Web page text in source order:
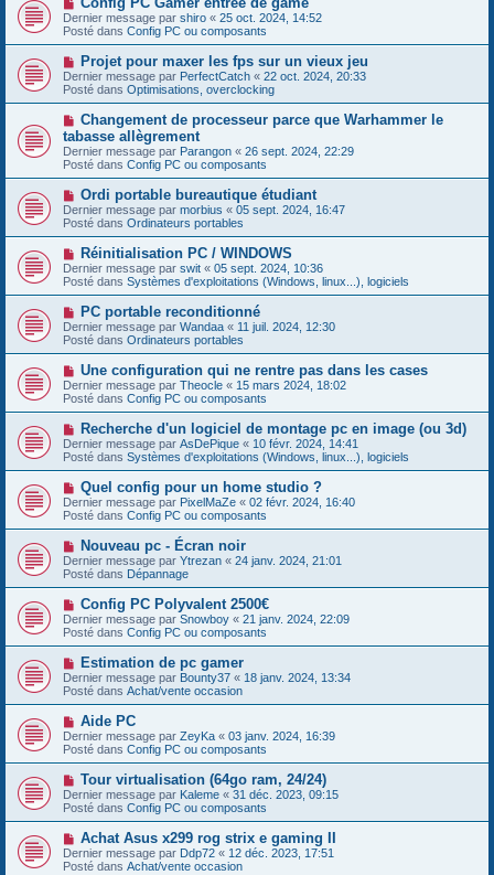
g
e
u
m
e
s
s
a
g
e
o
u
v
e
a
u
m
e
s
s
a
g
e
Dernier message par shiro « 25 oct. 2024, 14:52
Posté dans Config PC ou composants
N
o
u
v
a
u
m
e
s
s
g
e
Projet pour maxer les fps sur un vieux jeu
Dernier message par PerfectCatch « 22 oct. 2024, 20:33
Posté dans Optimisations, overclocking
N
o
u
v
e
a
u
m
e
s
s
a
g
e
Changement de processeur parce que Warhammer le
tabasse allègrement
Dernier message par Parangon « 26 sept. 2024, 22:29
Posté dans Config PC ou composants
N
o
u
v
e
a
u
m
e
s
a
g
e
Ordi portable bureautique étudiant
Dernier message par morbius « 05 sept. 2024, 16:47
Posté dans Ordinateurs portables
N
o
u
v
e
a
u
m
e
s
s
a
g
e
Réinitialisation PC / WINDOWS
Dernier message par swit « 05 sept. 2024, 10:36
Posté dans Systèmes d'exploitations (Windows, linux...), logiciels
N
o
u
v
e
a
u
m
e
s
a
g
e
PC portable reconditionné
Dernier message par Wandaa « 11 juil. 2024, 12:30
Posté dans Ordinateurs portables
N
o
u
v
e
a
u
m
e
s
s
a
g
e
Une configuration qui ne rentre pas dans les cases
Dernier message par Theocle « 15 mars 2024, 18:02
Posté dans Config PC ou composants
N
o
u
v
a
u
m
e
s
a
g
e
Recherche d'un logiciel de montage pc en image (ou 3d)
Dernier message par AsDePique « 10 févr. 2024, 14:41
Posté dans Systèmes d'exploitations (Windows, linux...), logiciels
N
o
u
v
e
a
u
m
e
s
s
a
g
e
Quel config pour un home studio ?
Dernier message par PixelMaZe « 02 févr. 2024, 16:40
Posté dans Config PC ou composants
N
o
u
v
a
u
m
e
s
a
g
Nouveau pc - Écran noir
Dernier message par Ytrezan « 24 janv. 2024, 21:01
Posté dans Dépannage
N
o
u
v
e
a
u
m
e
s
s
a
g
e
Config PC Polyvalent 2500€
Dernier message par Snowboy « 21 janv. 2024, 22:09
Posté dans Config PC ou composants
N
o
u
v
a
u
m
e
s
s
a
g
Estimation de pc gamer
Dernier message par Bounty37 « 18 janv. 2024, 13:34
Posté dans Achat/vente occasion
N
o
u
v
e
u
m
e
s
s
a
Aide PC
Dernier message par ZeyKa « 03 janv. 2024, 16:39
Posté dans Config PC ou composants
N
o
u
v
a
u
m
Tour virtualisation (64go ram, 24/24)
Dernier message par Kaleme « 31 déc. 2023, 09:15
Posté dans Config PC ou composants
N
o
u
Achat Asus x299 rog strix e gaming II
Dernier message par Ddp72 « 12 déc. 2023, 17:51
Posté dans Achat/vente occasion